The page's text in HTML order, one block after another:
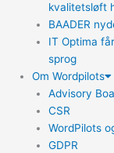
kvalitetsløft
BAADER
IT Optima
sprog
Om Wordpilots
Advisory
CSR
WordPilots
GDPR